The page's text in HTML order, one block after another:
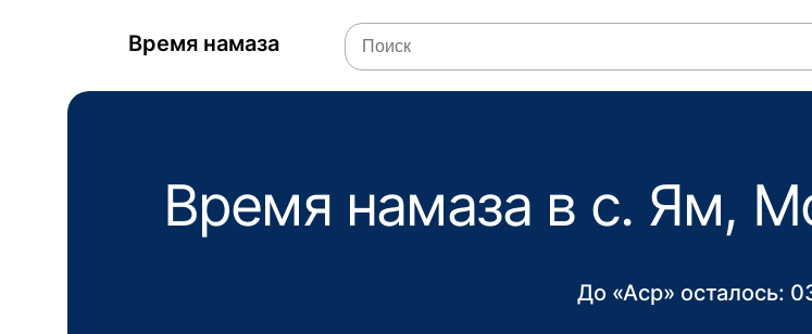
Время намаза
Время намаза в с. Ям,
До «Аср» осталось: